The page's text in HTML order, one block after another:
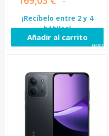
¡Recíbelo entre 2 y 4
hábiles!
Añadir al carrito
95813